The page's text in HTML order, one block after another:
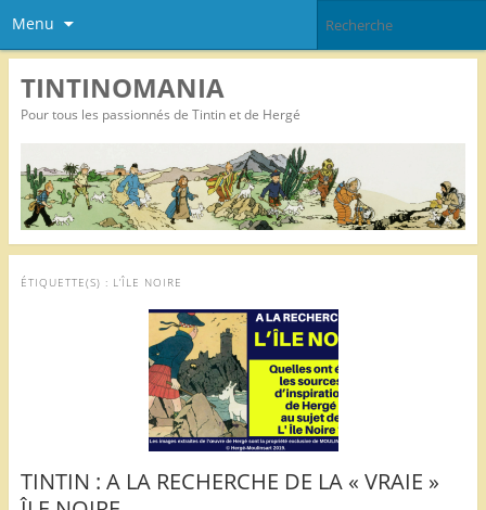
Menu
TINTINOMANIA
Pour tous les passionnés de Tintin et de Hergé
ÉTIQUETTE(S) : L’ÎLE NOIRE
TINTIN : A LA RECHERCHE DE LA « VRAIE »